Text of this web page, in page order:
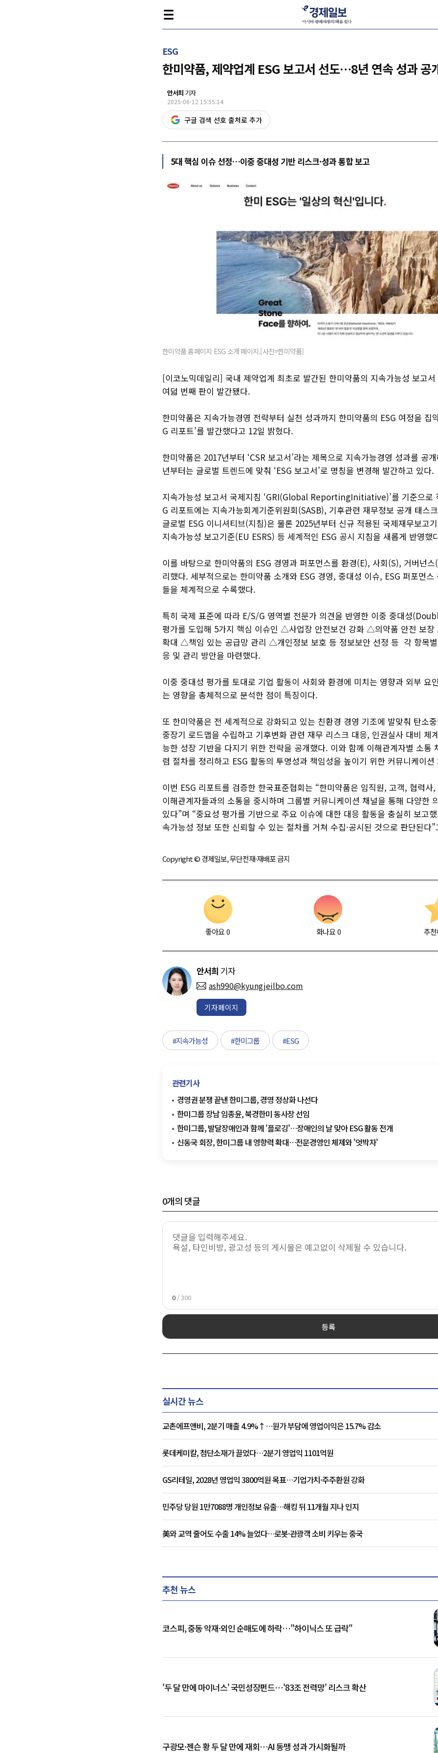
ESG
한미약품, 제약업계 ESG 보고서 선도…8년 연속 성과 공
안서희 기자
2025-06-12 15:55:14
구글 검색 선호 출처로 추가
5대 핵심 이슈 선정…이중 중대성 기반 리스크·성과 통합 보고
한미약품 홈페이지 ESG 소개 페이지.[사진=한미약품]
[이코노믹데일리] 국내 제약업계 최초로 발간된 한미약품의 지속가능성 보고서
여덟 번째 판이 발간됐다.
한미약품은 지속가능경영 전략부터 실천 성과까지 한미약품의 ESG 여정을 집
G 리포트’를 발간했다고 12일 밝혔다.
한미약품은 2017년부터 ‘CSR 보고서’라는 제목으로 지속가능경영 성과를 공
년부터는 글로벌 트렌드에 맞춰 ‘ESG 보고서’로 명칭을 변경해 발간하고 있다.
지속가능성 보고서 국제지침 ‘GRI(Global ReportingInitiative)’를 기준으로
G 리포트에는 지속가능회계기준위원회(SASB), 기후관련 재무정보 공개 태스
글로벌 ESG 이니셔티브(지침)은 물론 2025년부터 신규 적용된 국제재무보고
지속가능성 보고기준(EU ESRS) 등 세계적인 ESG 공시 지침을 새롭게 반영했
이를 바탕으로 한미약품의 ESG 경영과 퍼포먼스를 환경(E), 사회(S), 거버넌
리했다. 세부적으로는 한미약품 소개와 ESG 경영, 중대성 이슈, ESG 퍼포먼스
들을 체계적으로 수록했다.
특히 국제 표준에 따라 E/S/G 영역별 전문가 의견을 반영한 이중 중대성
평가를 도입해 5가지 핵심 이슈인 △사업장 안전보건 강화 △의약품 안전 보
확대 △책임 있는 공급망 관리 △개인정보 보호 등 정보보안 선정 등 각 항목
응 및 관리 방안을 마련했다.
이중 중대성 평가를 토대로 기업 활동이 사회와 환경에 미치는 영향과 외부 요
는 영향을 총체적으로 분석한 점이 특징이다.
또 한미약품은 전 세계적으로 강화되고 있는 친환경 경영 기조에 발맞춰 탄소
중장기 로드맵을 수립하고 기후변화 관련 재무 리스크 대응, 인권실사 대비 체
능한 성장 기반을 다지기 위한 전략을 공개했다. 이와 함께 이해관계자별 소통
렴 절차를 정리하고 ESG 활동의 투명성과 책임성을 높이기 위한 커뮤니케이
이번 ESG 리포트를 검증한 한국표준협회는 “한미약품은 임직원, 고객, 협력사
이해관계자들과의 소통을 중시하며 그룹별 커뮤니케이션 채널을 통해 다양한
있다”며 “중요성 평가를 기반으로 주요 이슈에 대한 대응 활동을 충실히 보고
속가능성 정보 또한 신뢰할 수 있는 절차를 거쳐 수집·공시된 것으로 판단된다
Copyright © 경제일보, 무단전재·재배포 금지
좋아요 0 화나요0 추
안서희 기자
ash990@kyungjeilbo.com
기자페이지
#지속가능성 #한미그룹 #ESG
관련기사
경영권 분쟁 끝낸 한미그룹, 경영 정상화 나선다
한미그룹 장남 임종윤, 북경한미 동사장 선임
한미그룹, 발달장애인과 함께 '플로깅'…장애인의 날 맞아 ESG 활동 전개
신동국 회장, 한미그룹 내 영향력 확대…전문경영인 체제와 '엇박자'
0개의 댓글
0 / 300
등록
실시간 뉴스
교촌에프앤비, 2분기 매출 4.9%↑…원가 부담에 영업이익은 15.7% 감소
롯데케미칼, 첨단소재가 끌었다…2분기 영업익 1101억원
GS리테일, 2028년 영업익 3800억원 목표…기업가치·주주환원 강화
민주당 당원 1만7088명 개인정보 유출…해킹 뒤 11개월 지나 인지
美와 교역 줄어도 수출 14% 늘었다…로봇·관광객 소비 키우는 중국
추천 뉴스
코스피, 중동 악재·외인 순매도에 하락…"하이닉스 또 급락"
'두 달 만에 마이너스' 국민성장펀드…'83조 전력망' 리스크 확산
구광모·젠슨 황 두 달 만에 재회…AI 동맹 성과 가시화될까